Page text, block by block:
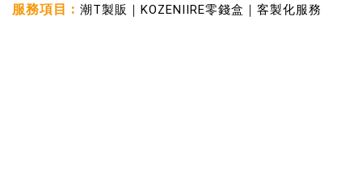
服務項目 : 潮T製販｜KOZENIIRE零錢盒｜客製化服務